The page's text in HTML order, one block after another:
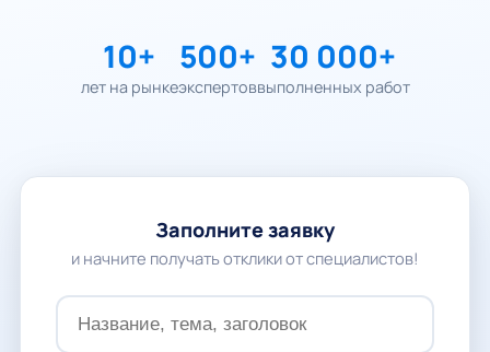
10+
лет на рынке
500+
экспертов
30 000+
выполненных работ
Заполните заявку
и начните получать отклики от специалистов!